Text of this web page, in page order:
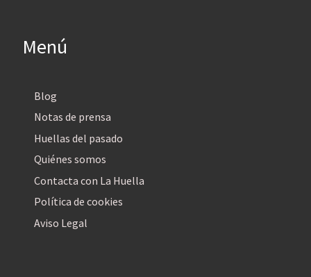
Menú
Blog
Notas de prensa
Huellas del pasado
Quiénes somos
Contacta con La Huella
Política de cookies
Aviso Legal